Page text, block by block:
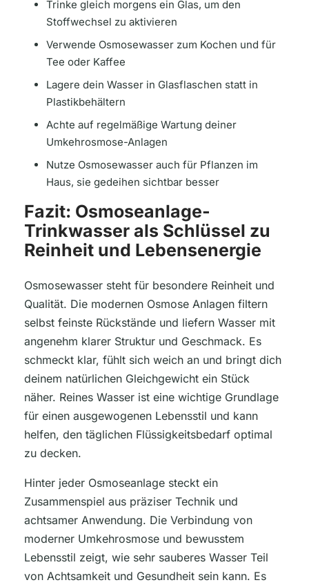
Trinke gleich morgens ein Glas, um den
Stoffwechsel zu aktivieren
Verwende Osmosewasser zum Kochen und für
Tee oder Kaffee
Lagere dein Wasser in Glasflaschen statt in
Plastikbehältern
Achte auf regelmäßige Wartung deiner
Umkehrosmose-Anlagen
Nutze Osmosewasser auch für Pflanzen im
Haus, sie gedeihen sichtbar besser
Fazit: Osmoseanlage-
Trinkwasser als Schlüssel zu
Reinheit und Lebensenergie
Osmosewasser steht für besondere Reinheit und
Qualität. Die modernen Osmose Anlagen filtern
selbst feinste Rückstände und liefern Wasser mit
angenehm klarer Struktur und Geschmack. Es
schmeckt klar, fühlt sich weich an und bringt dich
deinem natürlichen Gleichgewicht ein Stück
näher. Reines Wasser ist eine wichtige Grundlage
für einen ausgewogenen Lebensstil und kann
helfen, den täglichen Flüssigkeitsbedarf optimal
zu decken.
Hinter jeder Osmoseanlage steckt ein
Zusammenspiel aus präziser Technik und
achtsamer Anwendung. Die Verbindung von
moderner Umkehrosmose und bewusstem
Lebensstil zeigt, wie sehr sauberes Wasser Teil
von Achtsamkeit und Gesundheit sein kann. Es